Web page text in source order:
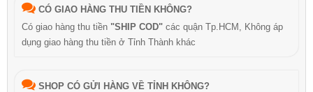
CÓ GIAO HÀNG THU TIỀN KHÔNG?
Có giao hàng thu tiền "SHIP COD" các quận Tp.HCM, Không áp
dụng giao hàng thu tiền ở Tỉnh Thành khác
SHOP CÓ GỬI HÀNG VỀ TỈNH KHÔNG?